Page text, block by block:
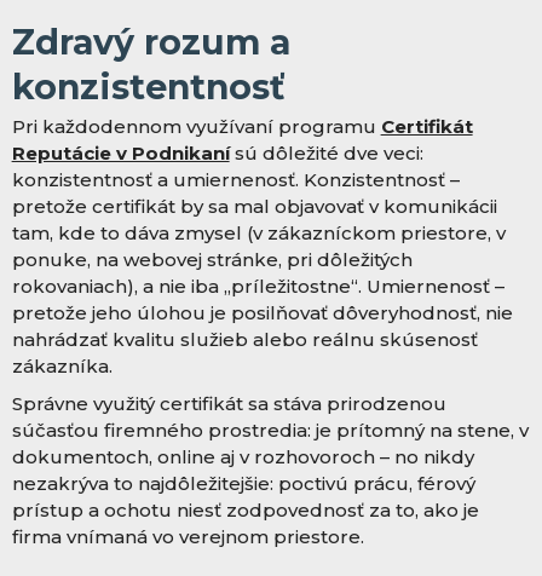
Zdravý rozum a
konzistentnosť
Pri každodennom využívaní programu Certifikát
Reputácie v Podnikanísú dôležité dve veci:
konzistentnosť a umiernenosť. Konzistentnosť –
pretože certifikát by sa mal objavovať v komunikácii
tam, kde to dáva zmysel (v zákazníckom priestore, v
ponuke, na webovej stránke, pri dôležitých
rokovaniach), a nie iba „príležitostne“. Umiernenosť –
pretože jeho úlohou je posilňovať dôveryhodnosť, nie
nahrádzať kvalitu služieb alebo reálnu skúsenosť
zákazníka.
Správne využitý certifikát sa stáva prirodzenou
súčasťou firemného prostredia: je prítomný na stene, v
dokumentoch, online aj v rozhovoroch – no nikdy
nezakrýva to najdôležitejšie: poctivú prácu, férový
prístup a ochotu niesť zodpovednosť za to, ako je
firma vnímaná vo verejnom priestore.